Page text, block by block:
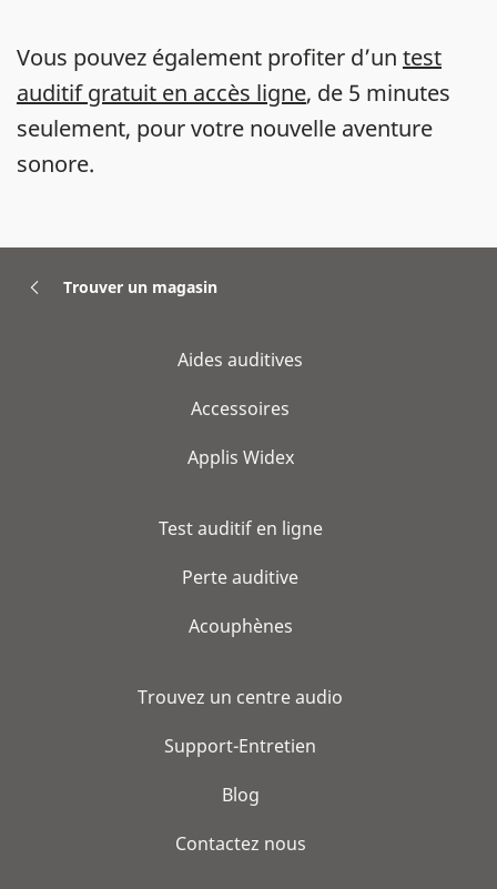
Vous pouvez également profiter d’un test
auditif gratuit en accès ligne, de 5 minutes
seulement, pour votre nouvelle aventure
sonore.
Trouver un magasin
Aides auditives
Accessoires
Applis Widex
Test auditif en ligne
Perte auditive
Acouphènes
Trouvez un centre audio
Support-Entretien
Blog
Contactez nous